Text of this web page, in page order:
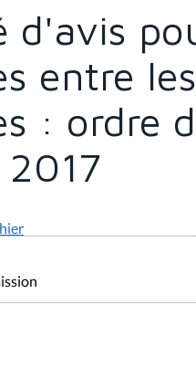
d'avis
entre
: ordre